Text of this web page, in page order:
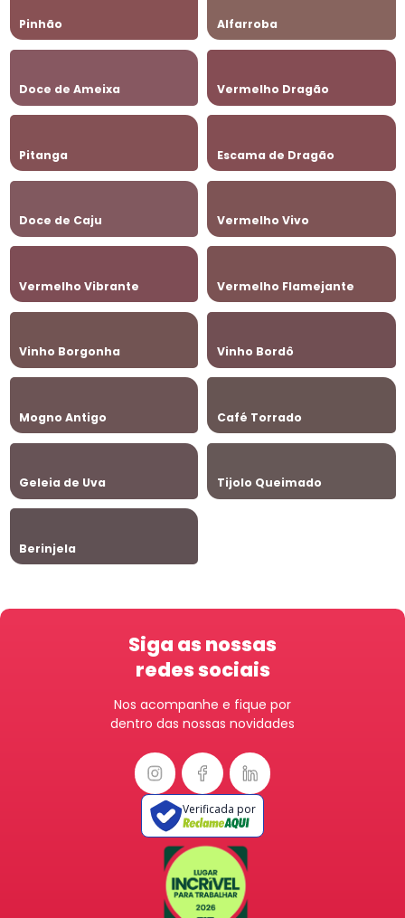
Pinhão Alfarroba
Doce de Ameixa Vermelho Dragão
Pitanga Escama de Dragão
Doce de Caju Vermelho Vivo
Vermelho Vibrante Vermelho Flamejante
Vinho Borgonha Vinho Bordô
Mogno Antigo Café Torrado
Geleia de Uva Tijolo Queimado
Berinjela
Siga as nossas
redes sociais
Nos acompanhe e fique por
dentro das nossas novidades
Verificada por